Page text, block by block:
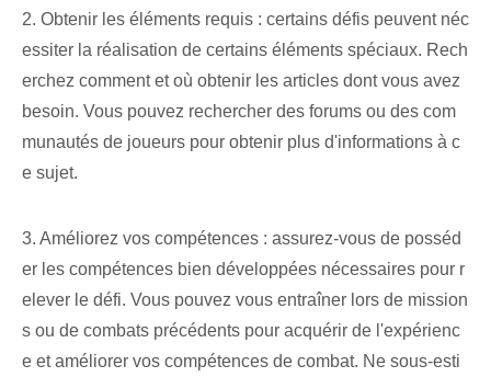
2. Obtenir les éléments requis : certains défis peuvent néc
essiter la réalisation de certains éléments spéciaux. Rech
erchez comment et où obtenir les articles dont vous avez
besoin. Vous pouvez rechercher des forums ou des com
munautés de joueurs pour obtenir plus d'informations à c
e sujet.
3. Améliorez vos compétences : assurez-vous de posséd
er les compétences bien développées nécessaires pour r
elever le défi. Vous pouvez vous entraîner lors de mission
s ou de combats précédents pour acquérir de l'expérienc
e et améliorer vos compétences de combat. Ne sous-esti